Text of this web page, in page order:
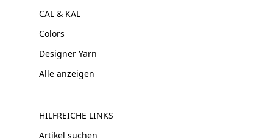
CAL & KAL
Colors
Designer Yarn
Alle anzeigen
HILFREICHE LINKS
Artikel suchen